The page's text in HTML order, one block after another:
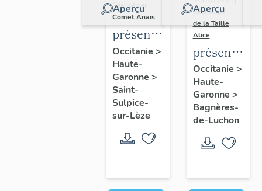
Aperçu
Réalisé par
Comet Anaïs
présentation
de la
commune
de Saint-
Sulpice-
sur-Lèze
Occitanie >
Haute-
Garonne >
Saint-
Sulpice-
sur-Lèze
Aperçu
Réalisé par
de la Taille
Alice
de la
commune
de
Bagnères-
de-
Luchon
Occitanie >
Haute-
Garonne >
Bagnères-
de-Luchon